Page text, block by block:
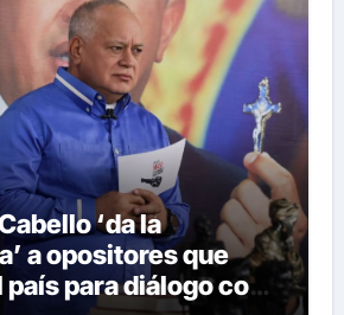
‘da la
a opositores que
país para diálogo con